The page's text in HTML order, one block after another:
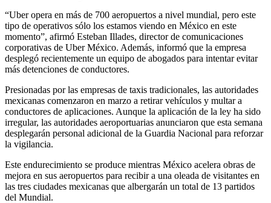
“Uber opera en más de 700 aeropuertos a nivel mundial, pero este
tipo de operativos sólo los estamos viendo en México en este
momento”, afirmó Esteban Illades, director de comunicaciones
corporativas de Uber México. Además, informó que la empresa
desplegó recientemente un equipo de abogados para intentar evitar
más detenciones de conductores.
Presionadas por las empresas de taxis tradicionales, las autoridades
mexicanas comenzaron en marzo a retirar vehículos y multar a
conductores de aplicaciones. Aunque la aplicación de la ley ha sido
irregular, las autoridades aeroportuarias anunciaron que esta semana
desplegarán personal adicional de la Guardia Nacional para reforzar
la vigilancia.
Este endurecimiento se produce mientras México acelera obras de
mejora en sus aeropuertos para recibir a una oleada de visitantes en
las tres ciudades mexicanas que albergarán un total de 13 partidos
del Mundial.